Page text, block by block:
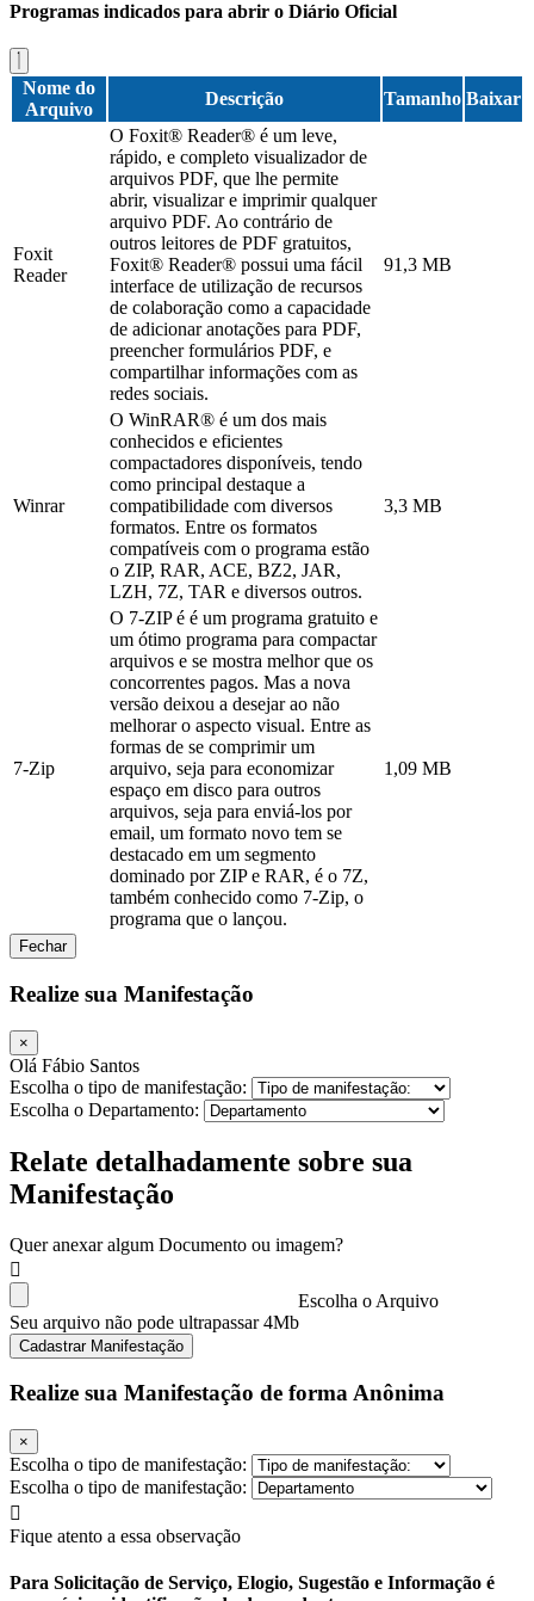
Programas indicados para abrir o Diário Oficial
Nome do
Arquivo
Descrição Tamanho Baixar
Foxit
Reader
O Foxit® Reader® é um leve,
rápido, e completo visualizador de
arquivos PDF, que lhe permite
abrir, visualizar e imprimir qualquer
arquivo PDF. Ao contrário de
outros leitores de PDF gratuitos,
Foxit® Reader® possui uma fácil
interface de utilização de recursos
de colaboração como a capacidade
de adicionar anotações para PDF,
preencher formulários PDF, e
compartilhar informações com as
redes sociais.
91,3 MB
Winrar
O WinRAR® é um dos mais
conhecidos e eficientes
compactadores disponíveis, tendo
como principal destaque a
compatibilidade com diversos
formatos. Entre os formatos
compatíveis com o programa estão
o ZIP, RAR, ACE, BZ2, JAR,
LZH, 7Z, TAR e diversos outros.
3,3 MB
7-Zip
O 7-ZIP é é um programa gratuito e
um ótimo programa para compactar
arquivos e se mostra melhor que os
concorrentes pagos. Mas a nova
versão deixou a desejar ao não
melhorar o aspecto visual. Entre as
formas de se comprimir um
arquivo, seja para economizar
espaço em disco para outros
arquivos, seja para enviá-los por
email, um formato novo tem se
destacado em um segmento
dominado por ZIP e RAR, é o 7Z,
também conhecido como 7-Zip, o
programa que o lançou.
1,09 MB
Fechar
Realize sua Manifestação
×
Olá Fábio Santos
Escolha o tipo de manifestação:
Escolha o Departamento:
Relate detalhadamente sobre sua
Manifestação
Quer anexar algum Documento ou imagem?
Escolha o Arquivo
Seu arquivo não pode ultrapassar 4Mb
Cadastrar Manifestação
Realize sua Manifestação de forma Anônima
×
Escolha o tipo de manifestação:
Escolha o tipo de manifestação:
Fique atento a essa observação
Para Solicitação de Serviço, Elogio, Sugestão e Informação é